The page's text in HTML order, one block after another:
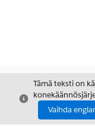
Sulje
Tämä teksti on
Vaihda